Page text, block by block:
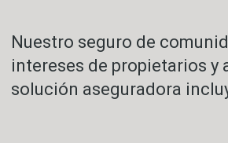
Nuestro seguro de
intereses de propietarios y
solución aseguradora